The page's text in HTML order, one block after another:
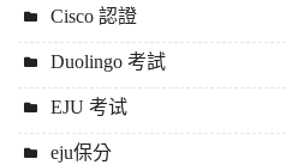
Cisco 認證
Duolingo 考試
EJU 考试
eju保分